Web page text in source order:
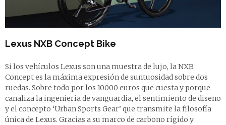
Lexus NXB Concept Bike
Si los vehículos Lexus son una muestra de lujo, la NXB
Concept es la máxima expresión de suntuosidad sobre dos
ruedas. Sobre todo por los 10000 euros que cuesta y porque
canaliza la ingeniería de vanguardia, el sentimiento de diseño
y el concepto ‘Urban Sports Gear’ que transmite la filosofía
única de Lexus. Gracias a su marco de carbono rígido y